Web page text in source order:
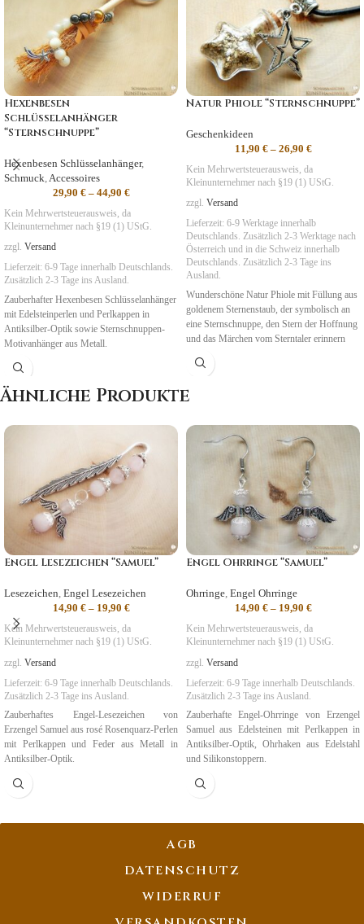
Hexenbesen
Schlüsselanhänger
“Sternschnuppe”
Hexenbesen Schlüsselanhänger,
Schmuck,Accessoires
29,90 €– 44,90 €
Kein Mehrwertsteuerausweis, da
Kleinunternehmer nach §19 (1) UStG.
zzgl. Versand
Lieferzeit: 6-9 Tage innerhalb Deutschlands.
Zusätzlich 2-3 Tage ins Ausland.
Zauberhafter Hexenbesen Schlüsselanhänger
mit Edelsteinperlen und Perlkappen in
Antiksilber-Optik sowie Sternschnuppen-
Motivanhänger aus Metall.
Symbolik
Natur Phiole “Sternschnuppe”
Geschenkideen
11,90 €– 26,90 €
Kein Mehrwertsteuerausweis, da
Kleinunternehmer nach §19 (1) UStG.
zzgl. Versand
Lieferzeit: 6-9 Werktage innerhalb
Deutschlands. Zusätzlich 2-3 Werktage nach
Österreich und in die Schweiz innerhalb
Deutschlands. Zusätzlich 2-3 Tage ins
Ausland.
Wunderschöne Natur Phiole mit Füllung aus
goldenem Sternenstaub, der symbolisch an
eine Sternschnuppe, den Stern der Hoffnung
und das Märchen vom Sterntaler erinnern
Ähnliche Produkte
Engel Lesezeichen “Samuel”
Lesezeichen, Engel Lesezeichen
14,90 €– 19,90 €
Kein Mehrwertsteuerausweis, da
Kleinunternehmer nach §19 (1) UStG.
zzgl. Versand
Lieferzeit: 6-9 Tage innerhalb Deutschlands.
Zusätzlich 2-3 Tage ins Ausland.
Zauberhaftes Engel-Lesezeichen von
Erzengel Samuel aus rosé Rosenquarz-Perlen
mit Perlkappen und Feder aus Metall in
Antiksilber-Optik.
Symbolik
Engel Ohrringe “Samuel”
Ohrringe, Engel Ohrringe
14,90 €– 19,90 €
Kein Mehrwertsteuerausweis, da
Kleinunternehmer nach §19 (1) UStG.
zzgl. Versand
Lieferzeit: 6-9 Tage innerhalb Deutschlands.
Zusätzlich 2-3 Tage ins Ausland.
Zauberhafte Engel-Ohrringe von Erzengel
Samuel aus Edelsteinen mit Perlkappen in
Antiksilber-Optik, Ohrhaken aus Edelstahl
und Silikonstoppern.
Symbolik
AGB
DATENSCHUTZ
WIDERRUF